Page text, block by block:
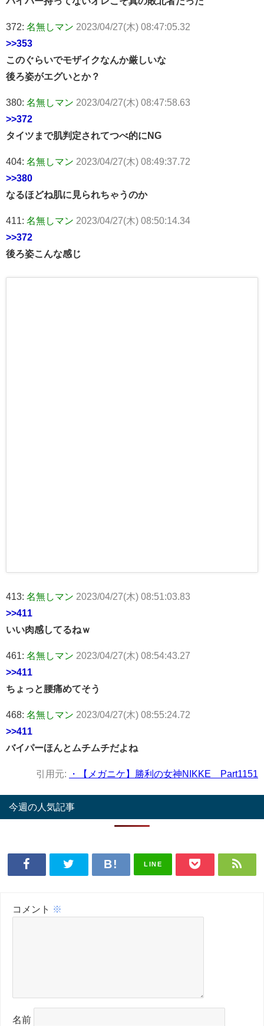
372: 名無しマン 2023/04/27(木) 08:47:05.32
>>353
このぐらいでモザイクなんか厳しいな
後ろ姿がエグいとか？
380: 名無しマン 2023/04/27(木) 08:47:58.63
>>372
タイツまで肌判定されてつべ的にNG
404: 名無しマン 2023/04/27(木) 08:49:37.72
>>380
なるほどね肌に見られちゃうのか
411: 名無しマン 2023/04/27(木) 08:50:14.34
>>372
後ろ姿こんな感じ
413: 名無しマン 2023/04/27(木) 08:51:03.83
>>411
いい肉感してるねｗ
461: 名無しマン 2023/04/27(木) 08:54:43.27
>>411
ちょっと腰痛めてそう
468: 名無しマン 2023/04/27(木) 08:55:24.72
>>411
バイパーほんとムチムチだよね
引用元: ・【メガニケ】勝利の女神NIKKE Part1151
今週の人気記事
LINE
コメント ※
名前